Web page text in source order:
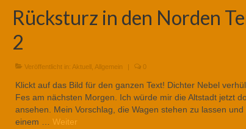
Rücksturz in den Norden
2
Veröffentlicht in: Aktuell, Allgemein | 0
Klickt auf das Bild für den ganzen Text! Dichter Nebel
Fes am nächsten Morgen. Ich würde mir die Altstadt jetzt
ansehen. Mein Vorschlag, die Wagen stehen zu lassen und
einem … Weiter